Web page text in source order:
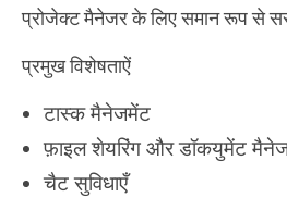
प्रोजेक्ट मैनेजर के लिए समान रूप से
प्रमुख विशेषताऐं
टास्क मैनेजमेंट
फ़ाइल शेयरिंग और डॉकयुमेंट
चैट सुविधाएँ